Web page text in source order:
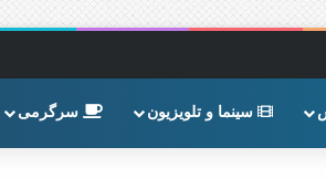
سینما و تلویزیون سرگرمی